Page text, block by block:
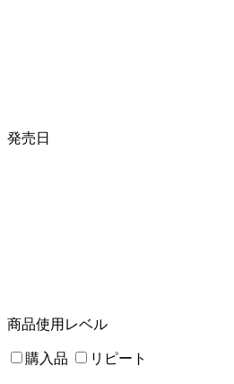
発売日
商品使用レベル
購入品 リピート